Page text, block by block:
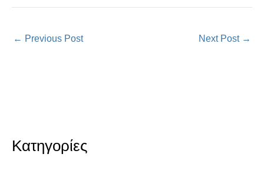
Κατηγορίες
← Previous Post Next Post →